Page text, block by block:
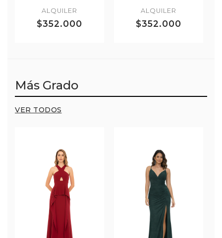
ALQUILER
$352.000
ALQUILER
$352.000
Más Grado
VER TODOS